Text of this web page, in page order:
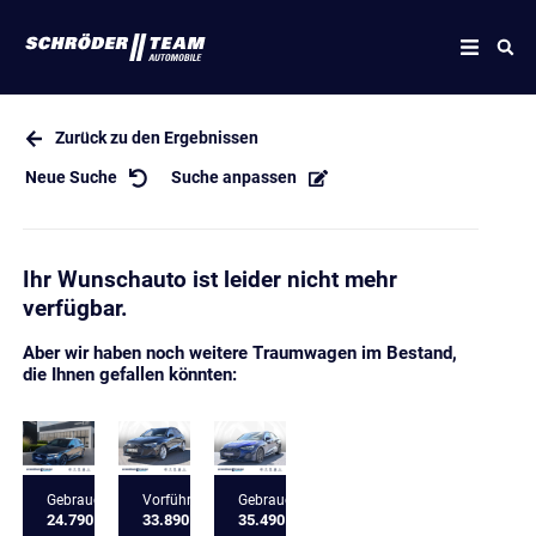
Zurück zu den Ergebnissen
Neue Suche Suche anpassen
Ihr Wunschauto ist leider nicht mehr
verfügbar.
Aber wir haben noch weitere Traumwagen im Bestand,
die Ihnen gefallen könnten:
Gebrauchtfahrzeug
24.790 €
Vorführfahrzeug
33.890 €
Gebrauchtfahrzeug
35.490 €